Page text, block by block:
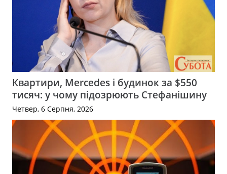
Квартири, Mercedes і будинок за $550
тисяч: у чому підозрюють Стефанішину
Четвер, 6 Серпня, 2026